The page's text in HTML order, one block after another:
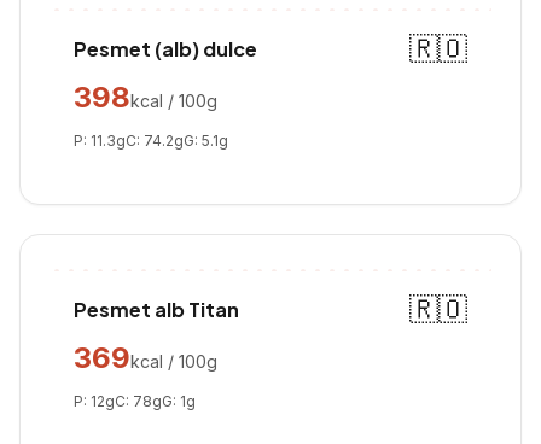
Pesmet (alb) dulce
🇷🇴
398kcal / 100g
P: 11.3gC: 74.2gG: 5.1g
Pesmet alb Titan
🇷🇴
369kcal / 100g
P: 12gC: 78gG: 1g